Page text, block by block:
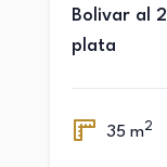
Bolivar al
plata
35 m2